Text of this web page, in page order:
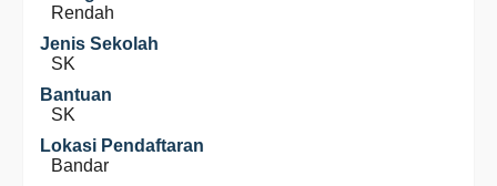
Rendah
Jenis Sekolah
SK
Bantuan
SK
Lokasi Pendaftaran
Bandar